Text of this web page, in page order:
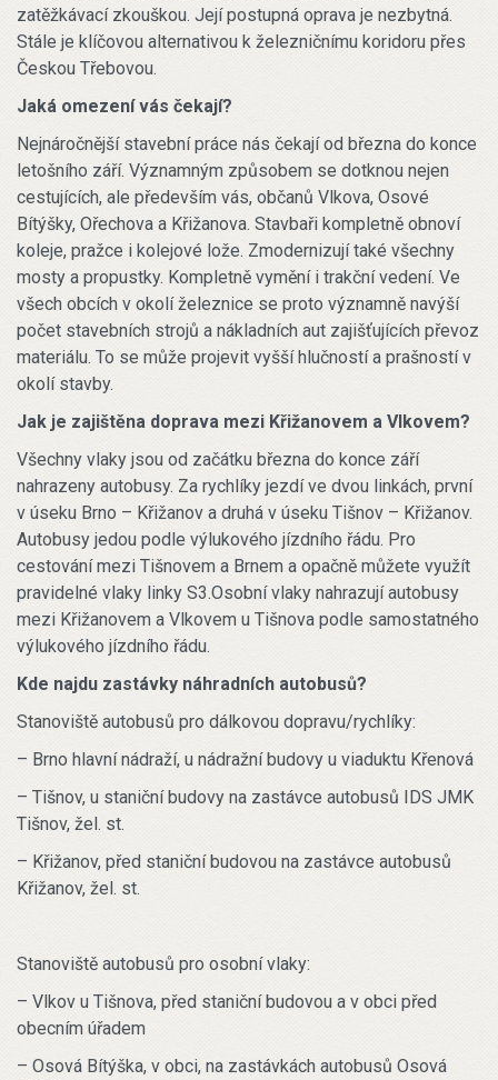
zatěžkávací zkouškou. Její postupná oprava je nezbytná.
Stále je klíčovou alternativou k železničnímu koridoru přes
Českou Třebovou.
Jaká omezení vás čekají?
Nejnáročnější stavební práce nás čekají od března do konce
letošního září. Významným způsobem se dotknou nejen
cestujících, ale především vás, občanů Vlkova, Osové
Bítýšky, Ořechova a Křižanova. Stavbaři kompletně obnoví
koleje, pražce i kolejové lože. Zmodernizují také všechny
mosty a propustky. Kompletně vymění i trakční vedení. Ve
všech obcích v okolí železnice se proto významně navýší
počet stavebních strojů a nákladních aut zajišťujících převoz
materiálu. To se může projevit vyšší hlučností a prašností v
okolí stavby.
Jak je zajištěna doprava mezi Křižanovem a Vlkovem?
Všechny vlaky jsou od začátku března do konce září
nahrazeny autobusy. Za rychlíky jezdí ve dvou linkách, první
v úseku Brno – Křižanov a druhá v úseku Tišnov – Křižanov.
Autobusy jedou podle výlukového jízdního řádu. Pro
cestování mezi Tišnovem a Brnem a opačně můžete využít
pravidelné vlaky linky S3.Osobní vlaky nahrazují autobusy
mezi Křižanovem a Vlkovem u Tišnova podle samostatného
výlukového jízdního řádu.
Kde najdu zastávky náhradních autobusů?
Stanoviště autobusů pro dálkovou dopravu/rychlíky:
– Brno hlavní nádraží, u nádražní budovy u viaduktu Křenová
– Tišnov, u staniční budovy na zastávce autobusů IDS JMK
Tišnov, žel. st.
– Křižanov, před staniční budovou na zastávce autobusů
Křižanov, žel. st.
Stanoviště autobusů pro osobní vlaky:
– Vlkov u Tišnova, před staniční budovou a v obci před
obecním úřadem
– Osová Bítýška, v obci, na zastávkách autobusů Osová